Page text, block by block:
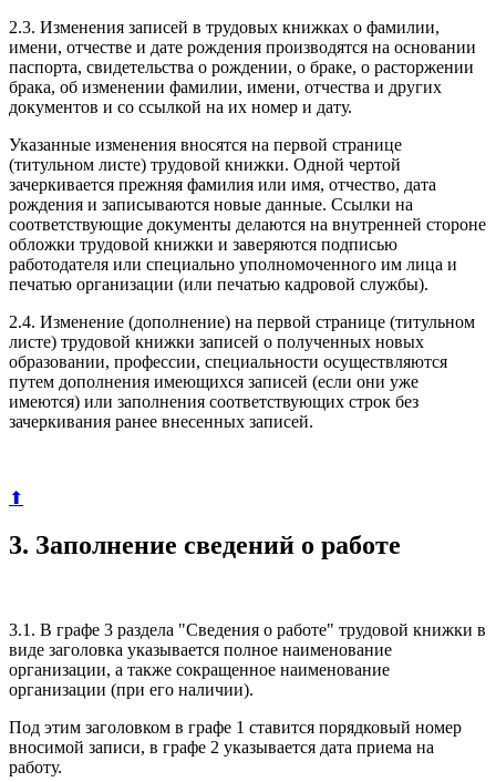
2.3. Изменения записей в трудовых книжках о фамилии,
имени, отчестве и дате рождения производятся на основании
паспорта, свидетельства о рождении, о браке, о расторжении
брака, об изменении фамилии, имени, отчества и других
документов и со ссылкой на их номер и дату.
Указанные изменения вносятся на первой странице
(титульном листе) трудовой книжки. Одной чертой
зачеркивается прежняя фамилия или имя, отчество, дата
рождения и записываются новые данные. Ссылки на
соответствующие документы делаются на внутренней стороне
обложки трудовой книжки и заверяются подписью
работодателя или специально уполномоченного им лица и
печатью организации (или печатью кадровой службы).
2.4. Изменение (дополнение) на первой странице (титульном
листе) трудовой книжки записей о полученных новых
образовании, профессии, специальности осуществляются
путем дополнения имеющихся записей (если они уже
имеются) или заполнения соответствующих строк без
зачеркивания ранее внесенных записей.
⬆
3. Заполнение сведений о работе
3.1. В графе 3 раздела "Сведения о работе" трудовой книжки в
виде заголовка указывается полное наименование
организации, а также сокращенное наименование
организации (при его наличии).
Под этим заголовком в графе 1 ставится порядковый номер
вносимой записи, в графе 2 указывается дата приема на
работу.